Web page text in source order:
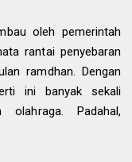
oleh pemerintah
rantai penyebaran
ramdhan. Dengan
ini banyak sekali
olahraga. Padahal,